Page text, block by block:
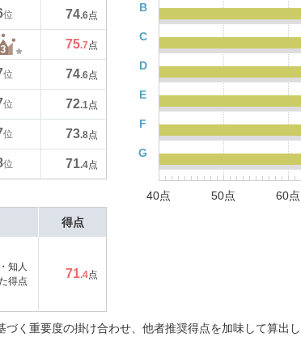
位 74.6点
75.7点
位 74.6点
位 72.1点
位 73.8点
位 71.4点
B
C
D
E
F
G
40点 50点 60点
得点
知人
得点
71.4点
く重要度の掛け合わせ、他者推奨得点を加味して算出